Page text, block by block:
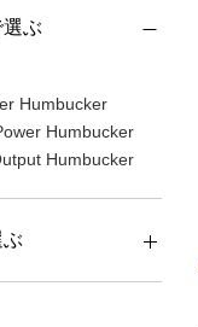
ぶ
Humbucker
Humbucker
Humbucker